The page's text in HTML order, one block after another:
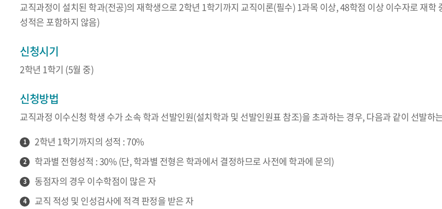
교직과정이 설치된 학과(전공)의 재학생으로 2학년 1학기까지 교직이론(필수) 1과목 이상, 48학점 이상 이수자로 재학
성적은 포함하지 않음)
신청시기
2학년 1학기 (5월 중)
신청방법
교직과정 이수신청 학생 수가 소속 학과 선발인원(설치학과 및 선발인원표 참조)을 초과하는 경우, 다음과 같이 선발하
1 2학년 1학기까지의 성적 : 70%
2 학과별 전형성적 : 30% (단, 학과별 전형은 학과에서 결정하므로 사전에 학과에 문의)
3 동점자의 경우 이수학점이 많은 자
4
교직 적성 및 인성검사에 적격 판정을 받은 자